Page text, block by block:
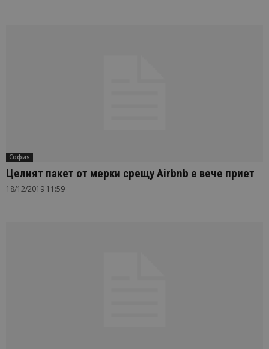
София
Целият пакет от мерки срещу Airbnb е вече приет
18/12/2019 11:59